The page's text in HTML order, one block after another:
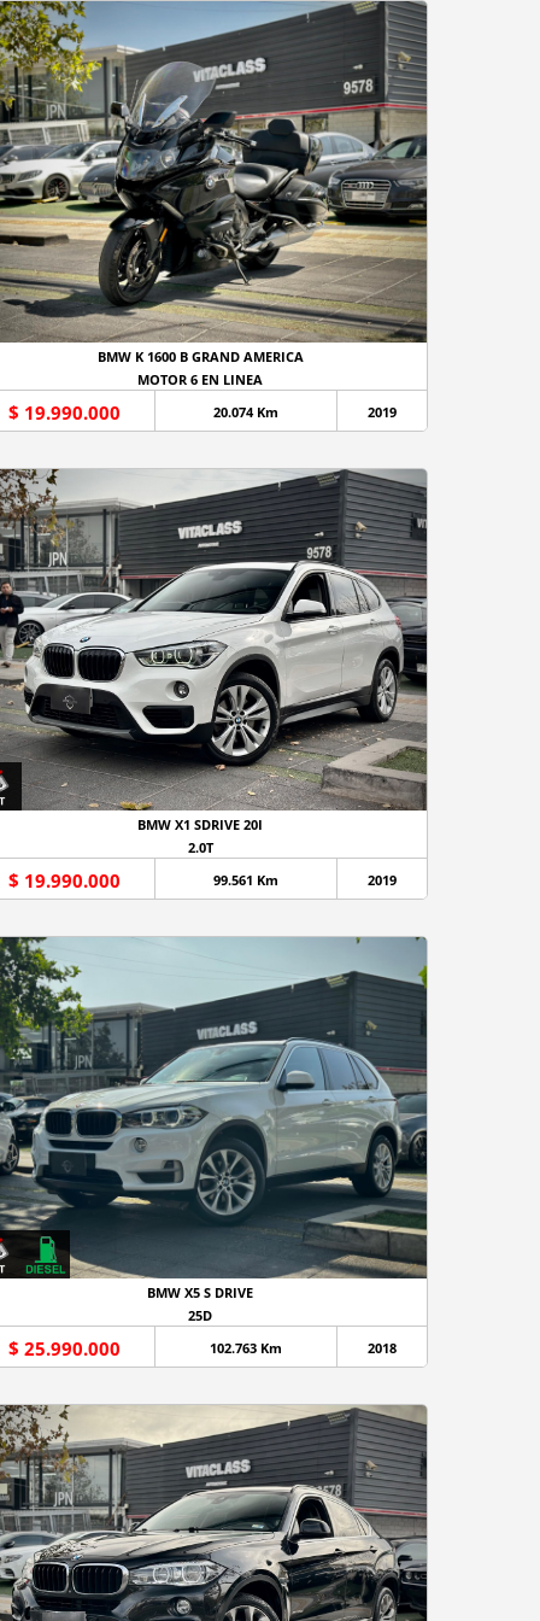
BMW K 1600 B GRAND AMERICA
MOTOR 6 EN LINEA
$ 19.990.000 20.074 Km 2019
BMW X1 SDRIVE 20I
2.0T
$ 19.990.000 99.561 Km 2019
BMW X5 S DRIVE
25D
$ 25.990.000 102.763 Km 2018